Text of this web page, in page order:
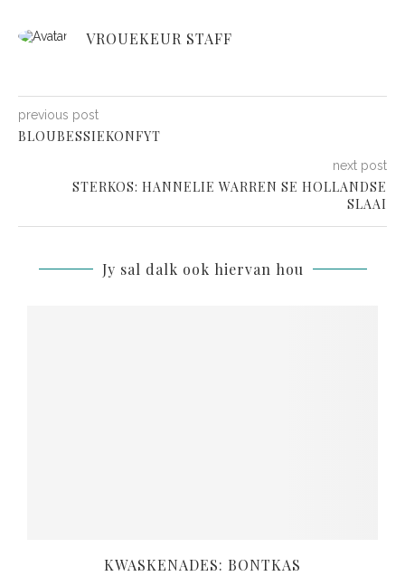
VROUEKEUR STAFF
previous post
BLOUBESSIEKONFYT
next post
STERKOS: HANNELIE WARREN SE HOLLANDSE
SLAAI
Jy sal dalk ook hiervan hou
KWASKENADES: BONTKAS